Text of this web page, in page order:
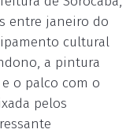
entre janeiro do
cultural
a pintura
o palco com o
pelos